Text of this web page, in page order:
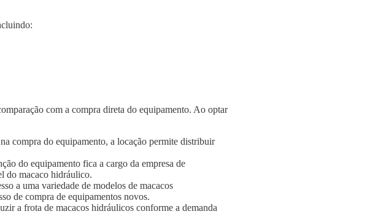
com a compra direta do equipamento. Ao optar
compra do equipamento, a locação permite distribuir
do equipamento fica a cargo da empresa de
do macaco hidráulico.
a uma variedade de modelos de macacos
de compra de equipamentos novos.
a frota de macacos hidráulicos conforme a demanda